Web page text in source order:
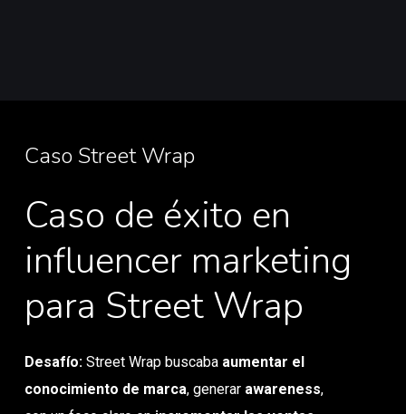
Caso Street Wrap
Caso de éxito en
influencer marketing
para Street Wrap
Desafío:Street Wrap buscaba aumentar el
conocimiento de marca, generar awareness,